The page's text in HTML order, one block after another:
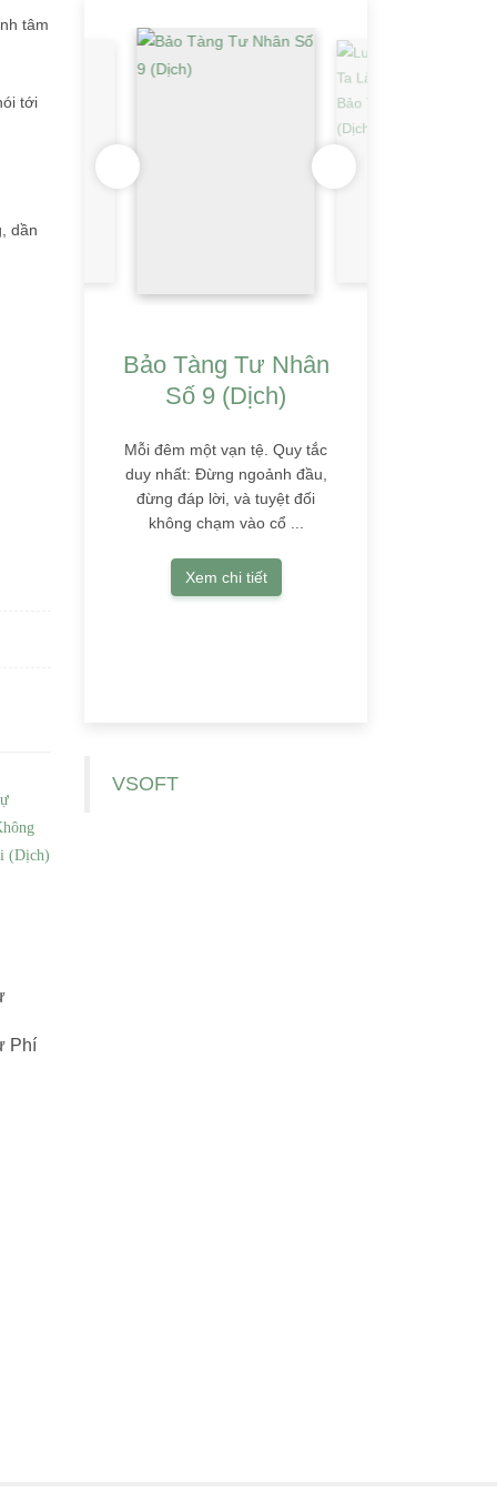
tâm
tới
dần
Phí
Bảo Tàng Tư Nhân
Số 9 (Dịch)
Mỗi đêm một vạn tệ. Quy tắc
duy nhất: Đừng ngoảnh đầu,
đừng đáp lời, và tuyệt đối
không chạm vào cổ ...
Xem chi tiết
VSOFT